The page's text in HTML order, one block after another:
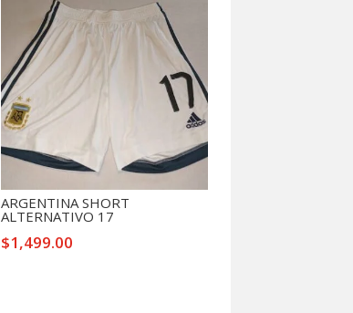
ARGENTINA SHORT
ALTERNATIVO 17
$1,499.00